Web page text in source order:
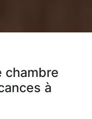
chambre
à